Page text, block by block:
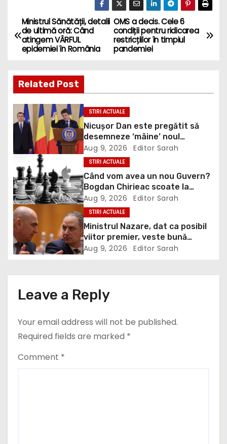
P
o
t
n
a
v
i
g
a
t
n
OMS a decis. Cele 6
condiții pentru ridicarea
restricțiilor în timpiul
pandemiei
Ministrul Sănătății, detalii
de ultimă oră: Când
atingem VÂRFUL
epidemiei în România
Related Post
STIRI ACTUALE
Nicușor Dan este pregătit să
desemneze ‘mâine’ noul
premier, anunță Eugen Tomac:
Niciuna dintre cele două
propuneri nu are majoritate
Aug 9, 2026 Editor Sarah
STIRI ACTUALE
Când vom avea un nou Guvern?
Bogdan Chirieac scoate la
lumină jocuri politice de culise:
Noi dăm banii, noi le plătim
VIDEO
Aug 9, 2026 Editor Sarah
STIRI ACTUALE
Ministrul Nazare, dat ca posibil
viitor premier, veste bună
pentru români: Momentul din
Aug 9, 2026 Editor Sarah
Leave a Reply
Your email address will not be published.
Required fields are marked *
Comment *